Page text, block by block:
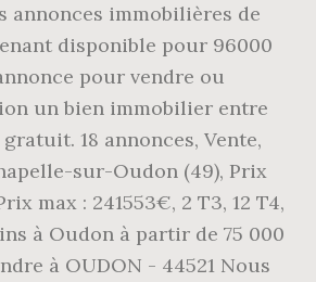
annonces immobilières de
disponible pour 96000
pour vendre ou
un bien immobilier entre
18 annonces, Vente,
sur-Oudon (49), Prix
max : 241553€, 2 T3, 12 T4,
à Oudon à partir de 75 000
à OUDON - 44521 Nous